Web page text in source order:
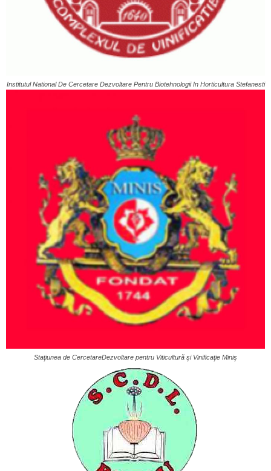
Institutul National De Cercetare Dezvoltare Pentru Biotehnologii In Horticultura Stefanesti
Staţiunea de CercetareDezvoltare pentru Viticultură şi Vinificaţie Miniş